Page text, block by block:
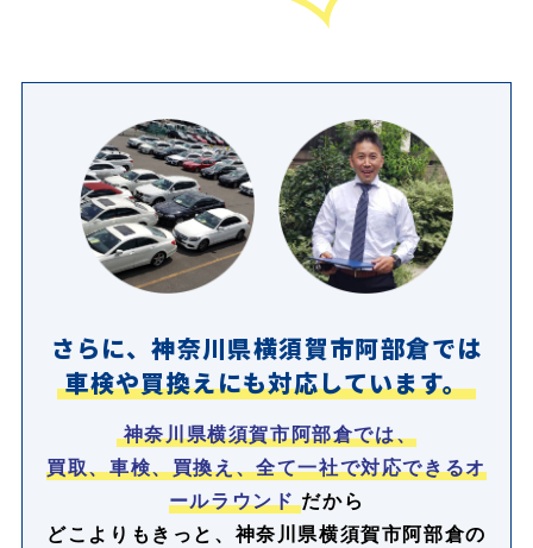
さらに、神奈川県横須賀市阿部倉では
車検や買換えにも対応しています。
神奈川県横須賀市阿部倉では、
買取、車検、買換え、全て一社で対応できるオ
ールラウンド だから
どこよりもきっと、神奈川県横須賀市阿部倉の